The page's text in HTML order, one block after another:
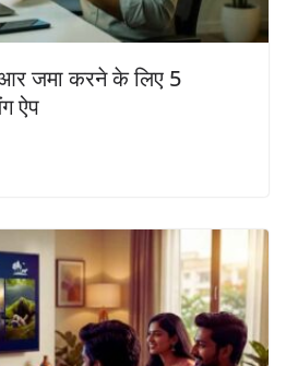
जमा करने के लिए 5
ऐप